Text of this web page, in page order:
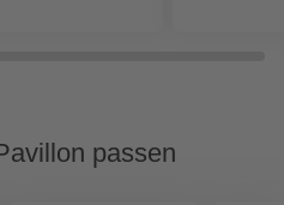
passen